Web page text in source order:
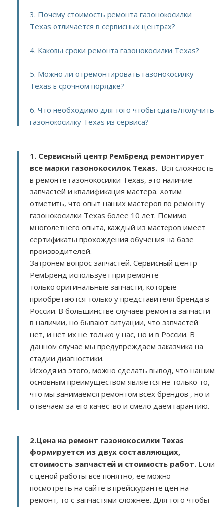
3. Почему стоимость ремонта газонокосилки
Texas отличается в сервисных центрах?
4. Каковы сроки ремонта газонокосилки Texas?
5. Можно ли отремонтировать газонокосилку
Texas в срочном порядке?
6. Что необходимо для того чтобы сдать/получить
газонокосилку Texas из сервиса?
1. Сервисный центр РемБренд ремонтирует
все марки газонокосилок Texas. Вся сложность
в ремонте газонокосилки Texas, это наличие
запчастей и квалификация мастера. Хотим
отметить, что опыт наших мастеров по ремонту
газонокосилки Texas более 10 лет. Помимо
многолетнего опыта, каждый из мастеров имеет
сертификаты прохождения обучения на базе
производителей.
Затронем вопрос запчастей. Сервисный центр
РемБренд использует при ремонте
только оригинальные запчасти, которые
приобретаются только у представителя бренда в
России. В большинстве случаев ремонта запчасти
в наличии, но бывают ситуации, что запчастей
нет, и нет их не только у нас, но и в России. В
данном случае мы предупреждаем заказчика на
стадии диагностики.
Исходя из этого, можно сделать вывод, что нашим
основным преимуществом является не только то,
что мы занимаемся ремонтом всех брендов , но и
отвечаем за его качество и смело даем гарантию.
2.Цена на ремонт газонокосилки Texas
формируется из двух составляющих,
стоимость запчастей и стоимость работ. Если
с ценой работы все понятно, ее можно
посмотреть на сайте в прейскуранте цен на
ремонт, то с запчастями сложнее. Для того чтобы